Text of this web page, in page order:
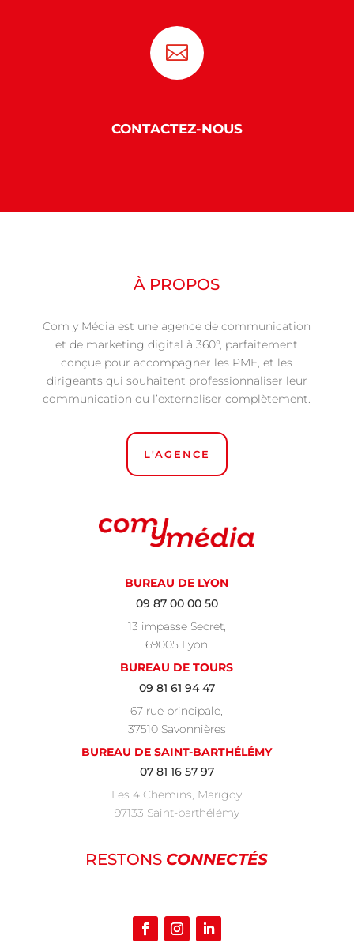

CONTACTEZ-NOUS
À PROPOS
Com y Média est une agence de communication
et de marketing digital à 360°, parfaitement
conçue pour accompagner les PME, et les
dirigeants qui souhaitent professionnaliser leur
communication ou l’externaliser complètement.
L'AGENCE
BUREAU DE LYON
09 87 00 00 50
13 impasse Secret,
69005 Lyon
BUREAU DE TOURS
09 81 61 94 47
67 rue principale,
37510 Savonnières
BUREAU DE SAINT-BARTHÉLÉMY
07 81 16 57 97
Les 4 Chemins, Marigoy
97133 Saint-barthélémy
RESTONS CONNECTÉS